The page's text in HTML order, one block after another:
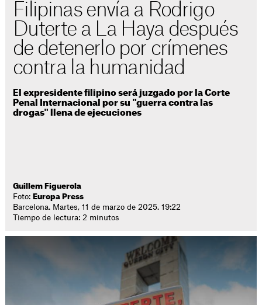
Filipinas envía a Rodrigo
Duterte a La Haya después
de detenerlo por crímenes
contra la humanidad
El expresidente filipino será juzgado por la Corte
Penal Internacional por su "guerra contra las
drogas" llena de ejecuciones
Guillem Figuerola
Foto: Europa Press
Barcelona. Martes, 11 de marzo de 2025. 19:22
Tiempo de lectura: 2 minutos